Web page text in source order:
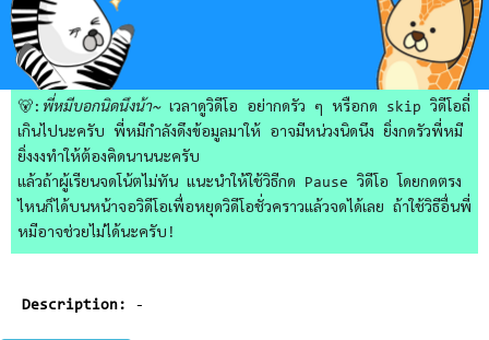
🐻: พี่หมีบอกนิดนึงน้า~เวลาดูวิดีโอ อย่ากดรัว ๆ หรือกด skip วิดีโอถี่
เกินไปนะครับ พี่หมีกำลังดึงข้อมูลมาให้ อาจมีหน่วงนิดนึง ยิ่งกดรัวพี่หมี
ยิ่งงงทำให้ต้องคิดนานนะครับ
แล้วถ้าผู้เรียนจดโน้ตไม่ทัน แนะนำให้ใช้วิธีกด Pause วิดีโอ โดยกดตรง
ไหนก็ได้บนหน้าจอวิดีโอเพื่อหยุดวิดีโอชั่วคราวแล้วจดได้เลย ถ้าใช้วิธีอื่นพี่
หมีอาจช่วยไม่ได้นะครับ!
Description: -